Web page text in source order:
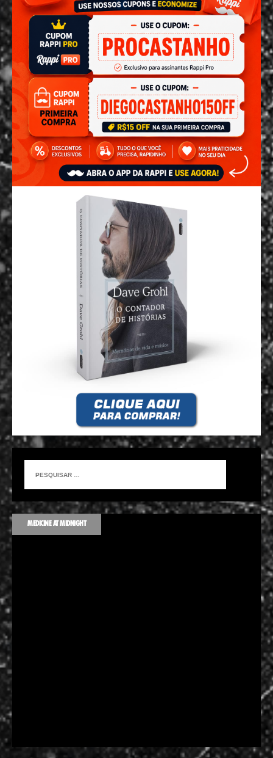
MEDICINE AT MIDNIGHT